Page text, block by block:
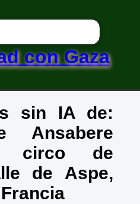
sin IA de:
Ansabere
circo de
de Aspe,